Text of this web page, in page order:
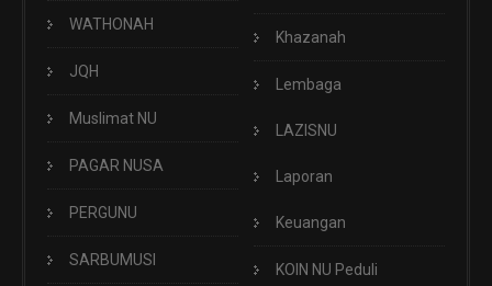
WATHONAH
JQH
Muslimat NU
PAGAR NUSA
PERGUNU
SARBUMUSI
Khazanah
Lembaga
LAZISNU
Laporan
Keuangan
KOIN NU Peduli